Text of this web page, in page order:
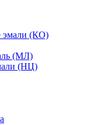
эмали (КО)
(МЛ)
(НЦ)